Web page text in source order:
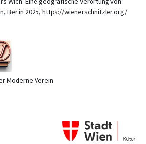
Berlin 2025, https://wienerschnitzler.org/
Moderne Verein